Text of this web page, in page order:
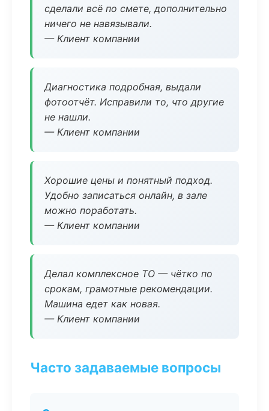
сделали всё по смете, дополнительно
ничего не навязывали.
— Клиент компании
Диагностика подробная, выдали
фотоотчёт. Исправили то, что другие
не нашли.
— Клиент компании
Хорошие цены и понятный подход.
Удобно записаться онлайн, в зале
можно поработать.
— Клиент компании
Делал комплексное ТО — чётко по
срокам, грамотные рекомендации.
Машина едет как новая.
— Клиент компании
Часто задаваемые вопросы